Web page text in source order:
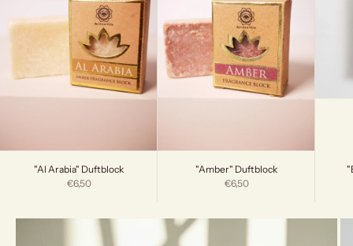
"Al Arabia" Duftblock
Angebot
€6,50
"Amber" Duftblock
Angebot
€6,50